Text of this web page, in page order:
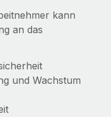
von IT-
von
Contractor
kann
an das
und Wachstum